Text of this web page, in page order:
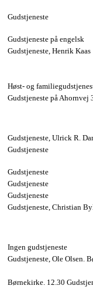
Gudstjeneste
Gudstjeneste på engelsk
Gudstjeneste, Henrik Kaas
Høst- og
Gudstjeneste på Ahornvej
Gudstjeneste, Ulrick R.
Gudstjeneste
Gudstjeneste
Gudstjeneste
Gudstjeneste
Gudstjeneste, Christian
Ingen gudstjeneste
Gudstjeneste, Ole Olsen.
Børnekirke. 12.30